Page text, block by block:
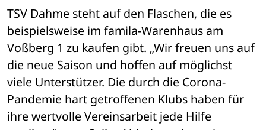
TSV Dahme steht auf den Flaschen, die es
beispielsweise im famila-Warenhaus am
Voßberg 1 zu kaufen gibt. „Wir freuen uns auf
die neue Saison und hoffen auf möglichst
viele Unterstützer. Die durch die Corona-
Pandemie hart getroffenen Klubs haben für
ihre wertvolle Vereinsarbeit jede Hilfe